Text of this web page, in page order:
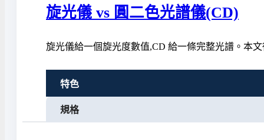
旋光儀 vs 圓二色光譜儀(CD)
旋光儀給一個旋光度數值,CD 給一條完整光譜。本
特色
規格